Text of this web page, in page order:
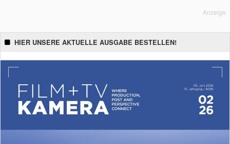
Anzeige
HIER UNSERE AKTUELLE AUSGABE BESTELLEN!